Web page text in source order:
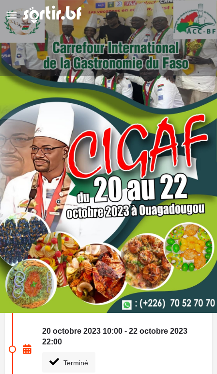
Carrefour International de la
Gastronomie du Faso
Appeler
Détails Avis 0
Appeler Laisser un avis Ajouter aux
Description
Carrefour International de la Gastronomie du Faso
Les informations sur cet évènement ne sont pas encore
disponibles
Prochaines dates
20 octobre 2023 10:00 - 22 octobre 2023
22:00
Terminé